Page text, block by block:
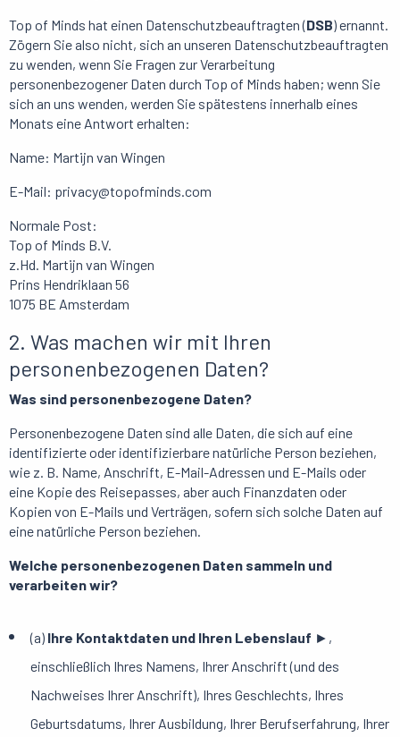
Top of Minds hat einen Datenschutzbeauftragten (DSB) ernannt.
Zögern Sie also nicht, sich an unseren Datenschutzbeauftragten
zu wenden, wenn Sie Fragen zur Verarbeitung
personenbezogener Daten durch Top of Minds haben; wenn Sie
sich an uns wenden, werden Sie spätestens innerhalb eines
Monats eine Antwort erhalten:
Name: Martijn van Wingen
E-Mail: privacy@topofminds.com
Normale Post:
Top of Minds B.V.
z.Hd. Martijn van Wingen
Prins Hendriklaan 56
1075 BE Amsterdam
2. Was machen wir mit Ihren
personenbezogenen Daten?
Was sind personenbezogene Daten?
Personenbezogene Daten sind alle Daten, die sich auf eine
identifizierte oder identifizierbare natürliche Person beziehen,
wie z. B. Name, Anschrift, E-Mail-Adressen und E-Mails oder
eine Kopie des Reisepasses, aber auch Finanzdaten oder
Kopien von E-Mails und Verträgen, sofern sich solche Daten auf
eine natürliche Person beziehen.
Welche personenbezogenen Daten sammeln und
verarbeiten wir?
(a) Ihre Kontaktdaten und Ihren Lebenslauf ►,
einschließlich Ihres Namens, Ihrer Anschrift (und des
Nachweises Ihrer Anschrift), Ihres Geschlechts, Ihres
Geburtsdatums, Ihrer Ausbildung, Ihrer Berufserfahrung, Ihrer